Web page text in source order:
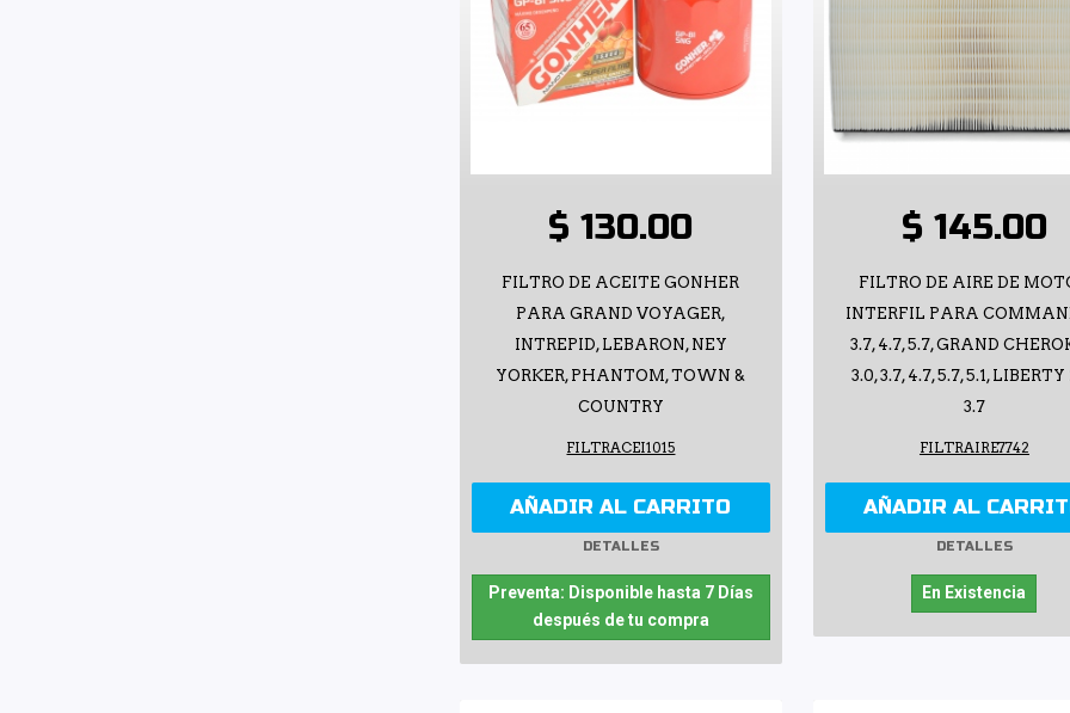
$ 130.00
FILTRO DE ACEITE GONHER
PARA GRAND VOYAGER,
INTREPID, LEBARON, NEY
YORKER, PHANTOM, TOWN &
COUNTRY
FILTRACEI1015
AÑADIR AL CARRITO
DETALLES
Preventa: Disponible hasta 7 Días
después de tu compra
$ 145.00
FILTRO DE AIRE DE
INTERFIL PARA
3.7, 4.7, 5.7, GRAND
3.0, 3.7, 4.7, 5.7, 5.1, LIBERTY
3.7
FILTRAIRE7742
AÑADIR AL
DETALLES
En Existencia